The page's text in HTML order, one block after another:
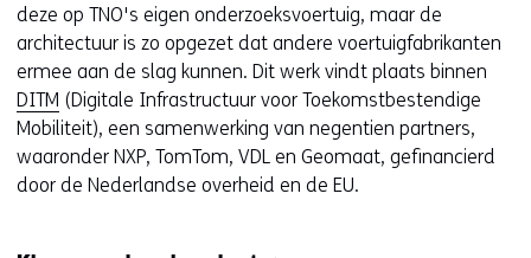
deze op TNO's eigen onderzoeksvoertuig, maar de
architectuur is zo opgezet dat andere voertuigfabrikanten
ermee aan de slag kunnen. Dit werk vindt plaats binnen
DITM (Digitale Infrastructuur voor Toekomstbestendige
Mobiliteit), een samenwerking van negentien partners,
waaronder NXP, TomTom, VDL en Geomaat, gefinancierd
door de Nederlandse overheid en de EU.